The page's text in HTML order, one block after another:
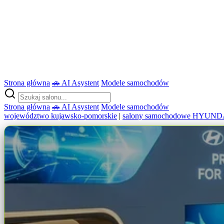
Strona główna 🚗 AI Asystent Modele samochodów
Strona główna 🚗 AI Asystent Modele samochodów
województwo kujawsko-pomorskie | salony samochodowe